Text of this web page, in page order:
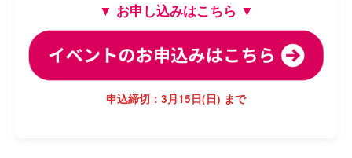
▼ お申し込みはこちら ▼
申込締切：3月15日(日) まで